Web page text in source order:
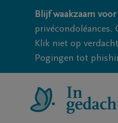
Blijf waakzaam
privécondoléances.
Klik niet op
Pogingen tot